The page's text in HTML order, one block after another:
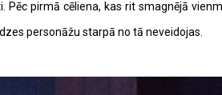
Pēc pirmā cēliena, kas rit smagnējā
personāžu starpā no tā neveidojas.